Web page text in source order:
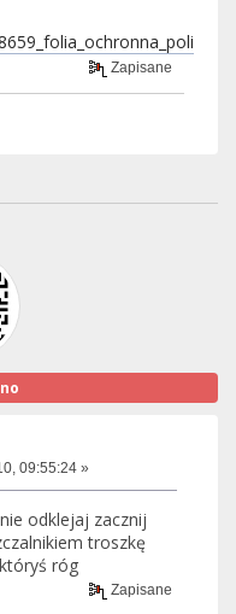
Zapisane
09:55:24 »
odklejaj zacznij
troszkę
róg
Zapisane